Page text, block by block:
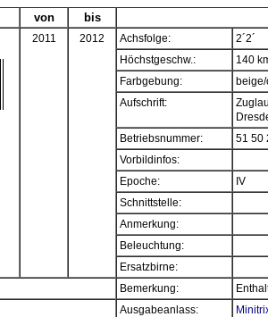
von bis
2011 2012 Achsfolge:
2´2´
Höchstgeschw.:
140
Farbgebung:
Aufschrift:
Betriebsnummer:
51 50
Vorbildinfos:
Epoche:
IV
Schnittstelle:
Anmerkung:
Beleuchtung:
Ersatzbirne:
Bemerkung:
Ausgabeanlass: